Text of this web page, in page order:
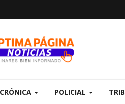
CRÓNICA POLICIAL